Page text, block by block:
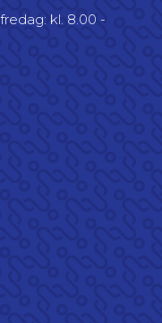
kl. 8.00 -